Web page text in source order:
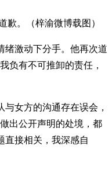
歉。（梓渝微博载图）
绪激动下分手。他再次道
负有不可推卸的责任，
女方的沟通存在误会，
出公开声明的处境，都
直接相关，我深感自